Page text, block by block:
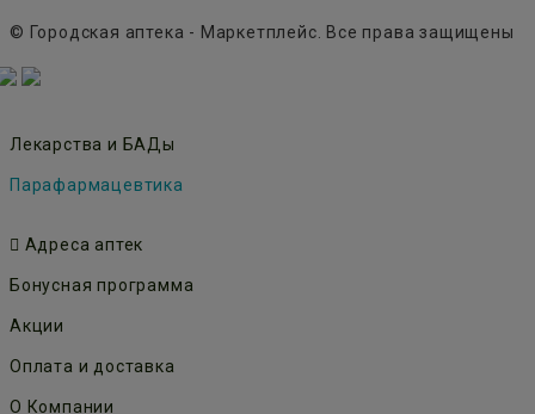
© Городская аптека - Маркетплейс. Все права защищены
Лекарства и БАДы
Парафармацевтика
Адреса аптек
Бонусная программа
Акции
Оплата и доставка
О Компании